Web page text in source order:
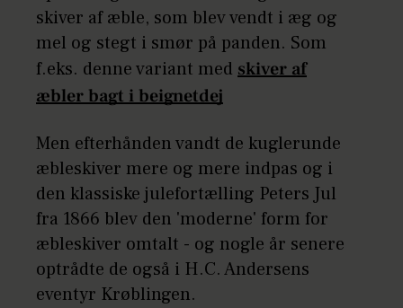
skiver af æble, som blev vendt i æg og
mel og stegt i smør på panden. Som
f.eks. denne variant med skiver af
æbler bagt i beignetdej
Men efterhånden vandt de kuglerunde
æbleskiver mere og mere indpas og i
den klassiske julefortælling Peters Jul
fra 1866 blev den 'moderne' form for
æbleskiver omtalt - og nogle år senere
optrådte de også i H.C. Andersens
eventyr Krøblingen.